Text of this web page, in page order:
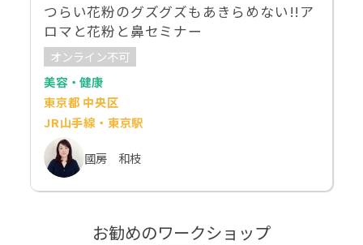
つらい花粉のグズグズもあきらめない!!ア
ロマと花粉と鼻セミナー
オンライン不可
美容・健康
東京都 中央区
JR山手線・東京駅
國房 和枝
お勧めのワークショップ